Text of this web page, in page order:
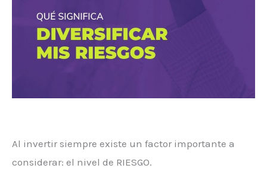
Al invertir siempre existe un factor importante a
considerar: el nivel de RIESGO.